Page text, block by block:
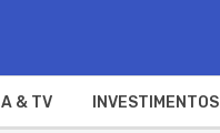
& TV INVESTIMENTOS